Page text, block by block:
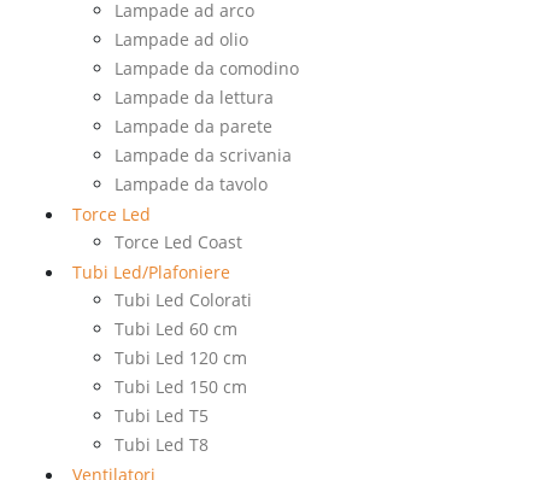
Lampade ad arco
Lampade ad olio
Lampade da comodino
Lampade da lettura
Lampade da parete
Lampade da scrivania
Lampade da tavolo
Torce Led
Torce Led Coast
Tubi Led/Plafoniere
Tubi Led Colorati
Tubi Led 60 cm
Tubi Led 120 cm
Tubi Led 150 cm
Tubi Led T5
Tubi Led T8
Ventilatori